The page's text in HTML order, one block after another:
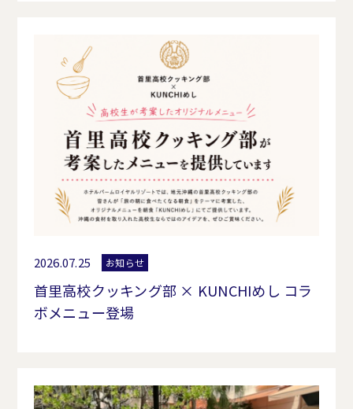
2026.07.25 お知らせ
首里高校クッキング部 × KUNCHIめし コラ
ボメニュー登場